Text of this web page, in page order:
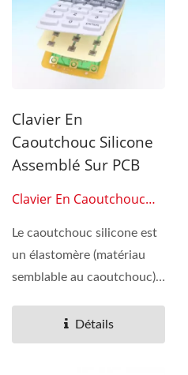
Clavier En
Caoutchouc Silicone
Assemblé Sur PCB
Clavier En Caoutchouc
Le caoutchouc silicone est
un élastomère (matériau
semblable au caoutchouc)
Détails